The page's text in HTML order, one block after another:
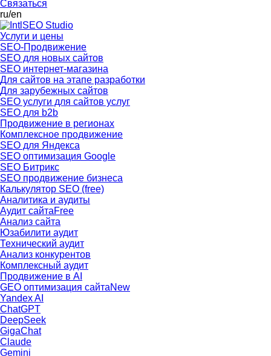
Связаться
ru/en
Услуги и цены
SEO-Продвижение
SEO для новых сайтов
SEO интернет-магазина
Для сайтов на этапе разработки
Для зарубежных сайтов
SEO услуги для сайтов услуг
SEO для b2b
Продвижение в регионах
Комплексное продвижение
SEO для Яндекса
SEO оптимизация Google
SEO Битрикс
SEO продвижение бизнеса
Калькулятор SEO (free)
Аналитика и аудиты
Аудит сайтаFree
Анализ сайта
Юзабилити аудит
Технический аудит
Анализ конкурентов
Комплексный аудит
Продвижение в AI
GEO оптимизация сайтаNew
Yandex AI
ChatGPT
DeepSeek
GigaChat
Claude
Gemini